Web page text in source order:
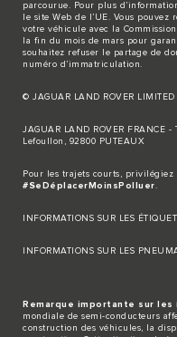
parcourue. Pour plus
le site Web de l’UE. Vous pouvez
votre véhicule avec la
la fin du mois de mars pour
souhaitez refuser le partage de
numéro d’immatriculation.
© JAGUAR LAND ROVER
JAGUAR LAND ROVER FRANCE
Lefoullon, 92800 PUTEAUX
Pour les trajets courts, privilégiez
#SeDéplacerMoinsPolluer.
INFORMATIONS SUR LES
INFORMATIONS SUR LES
Remarque importante sur
mondiale de semi-conducteurs
construction des véhicules, la